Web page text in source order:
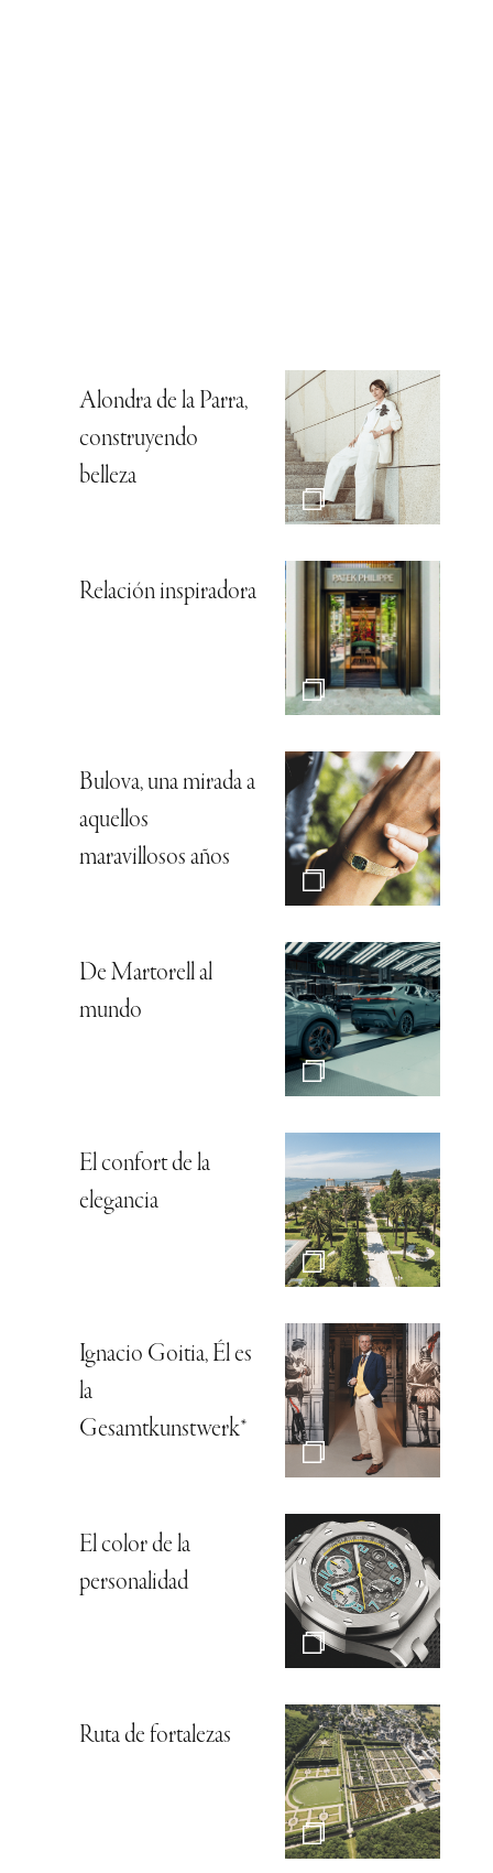
Alondra de la Parra,
construyendo
belleza
Relación inspiradora
Bulova, una mirada a
aquellos
maravillosos años
De Martorell al
mundo
El confort de la
elegancia
Ignacio Goitia, Él es
la
Gesamtkunstwerk*
El color de la
personalidad
Ruta de fortalezas